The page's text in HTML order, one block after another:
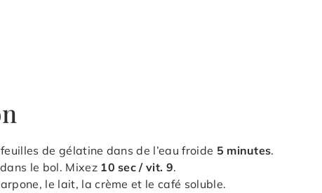
de gélatine dans de l’eau froide 5 minutes.
le bol. Mixez 10 sec / vit. 9.
le lait, la crème et le café soluble.